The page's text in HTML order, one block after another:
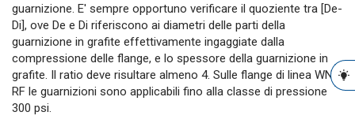
guarnizione. E' sempre opportuno verificare il quoziente tra [De-
Di], ove De e Di riferiscono ai diametri delle parti della
guarnizione in grafite effettivamente ingaggiate dalla
compressione delle flange, e lo spessore della guarnizione in
grafite. Il ratio deve risultare almeno 4. Sulle flange di linea WN
RF le guarnizioni sono applicabili fino alla classe di pressione
300 psi.